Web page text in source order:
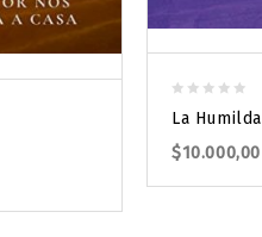
out
of
La
$10.000,00